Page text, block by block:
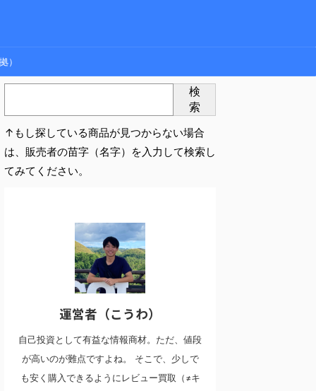
）
検
索
↑もし探している商品が見つからない場合
は、販売者の苗字（名字）を入力して検索し
てみてください。
運営者（こうわ）
自己投資として有益な情報商材。ただ、値段
が高いのが難点ですよね。 そこで、少しで
も安く購入できるようにレビュー買取（≠キ